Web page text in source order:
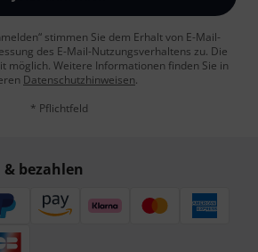
stimmen Sie dem Erhalt von E-Mail-
des E-Mail-Nutzungsverhaltens zu. Die
möglich. Weitere Informationen finden Sie in
Datenschutzhinweisen.
* Pflichtfeld
bezahlen